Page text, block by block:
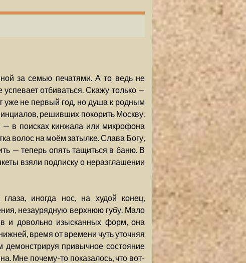
за семью печатями. А то ведь не
отбиваться. Скажу только —
уже не первый год, но душа к родным
решивших покорить Москву.
— в поисках кинжала или микрофона
волос на моём затылке. Слава Богу,
— теперь опять тащиться в баню. В
взяли подписку о неразглашении
иногда нос, на худой конец,
незаурядную верхнюю губу. Мало
и довольно изысканных форм, она
время от времени чуть уточняя
привычное состояние
Мне почему-то показалось, что вот-